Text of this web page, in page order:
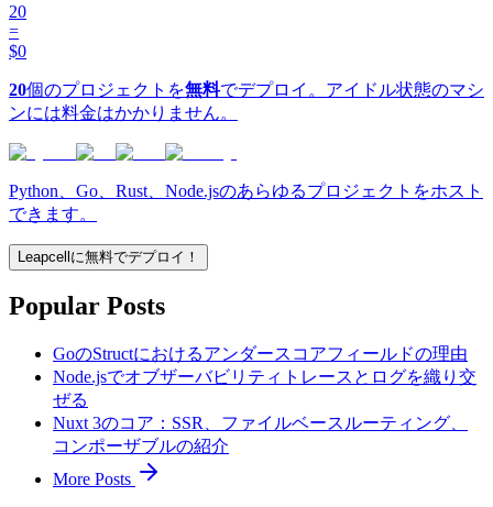
20
=
$0
20個のプロジェクトを無料でデプロイ。アイドル状態のマシ
ンには料金はかかりません。
Python、Go、Rust、Node.jsのあらゆるプロジェクトをホスト
できます。
Leapcellに無料でデプロイ！
Popular Posts
GoのStructにおけるアンダースコアフィールドの理由
Node.jsでオブザーバビリティトレースとログを織り交
ぜる
Nuxt 3のコア：SSR、ファイルベースルーティング、
コンポーザブルの紹介
More Posts